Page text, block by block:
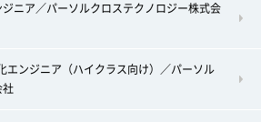
ジニア／パーソルクロステクノロジー株式会
エンジニア（ハイクラス向け）／パーソル
社